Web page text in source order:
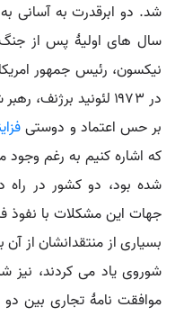
شد. دو ابرقدرت به آسانی
نیکسون، رئیس جمهور
در ۱۹۷۳ لئونید
بر حس اعتماد و دوستی
که اشاره کنیم به رغم
شده بود، دو کشور در راه
جهات این مشکلات با نفوذ
بسیاری از منتقدانشان از آن
موافقت نامۀ تجاری بین دو